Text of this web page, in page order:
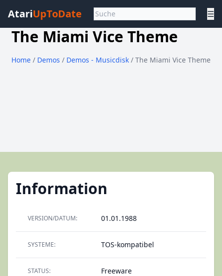
AtariUpToDate ☰
The Miami Vice Theme
Home / Demos / Demos - Musicdisk / The Miami Vice Theme
Information
VERSION/DATUM: 01.01.1988
SYSTEME: TOS-kompatibel
STATUS: Freeware